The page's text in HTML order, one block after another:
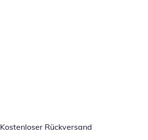
Kostenloser Rückversand